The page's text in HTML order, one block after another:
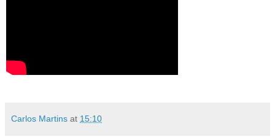
Carlos Martins at 15:10